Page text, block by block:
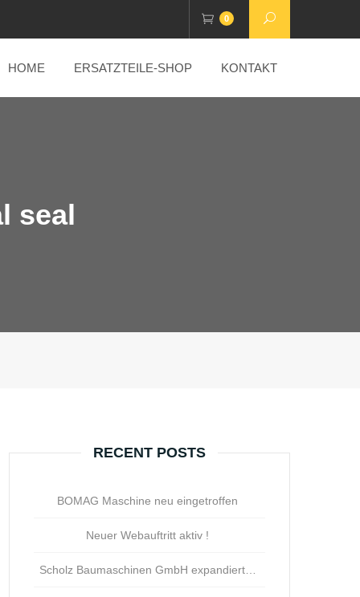
0
HOME ERSATZTEILE-SHOP KONTAKT
seal
RECENT POSTS
BOMAG Maschine neu eingetroffen
Neuer Webauftritt aktiv !
Scholz Baumaschinen GmbH expandiert…